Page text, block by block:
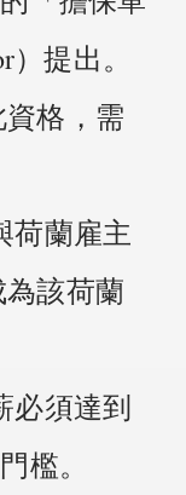
提出。
格，需
荷蘭雇主
該荷蘭
必須達到
檻。